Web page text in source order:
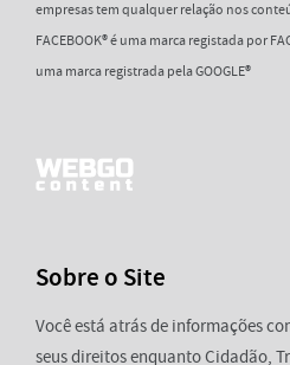
empresas tem qualquer relação nos
FACEBOOK® é uma marca registada por
uma marca registrada pela GOOGLE®
Sobre o Site
Você está atrás de informações
seus direitos enquanto Cidadão,